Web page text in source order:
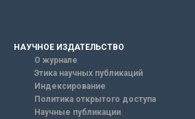
НАУЧНОЕ ИЗДАТЕЛЬСТВО
О журнале
Этика научных публикаций
Индексирование
Политика открытого доступа
Научные публикации